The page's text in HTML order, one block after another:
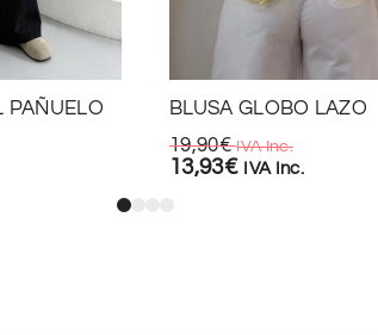
PAÑUELO
BLUSA GLOBO LAZO
19,90€ IVA Inc.
13,93€ IVA Inc.